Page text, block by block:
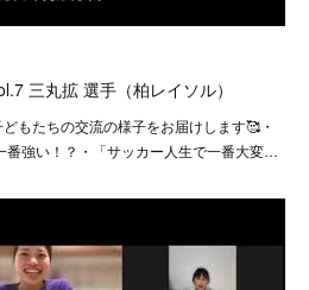
三丸拡 選手（柏レイソル）
もたちの交流の様子をお届けします🥰・
番強い！？・「サッカー人生で一番大変…